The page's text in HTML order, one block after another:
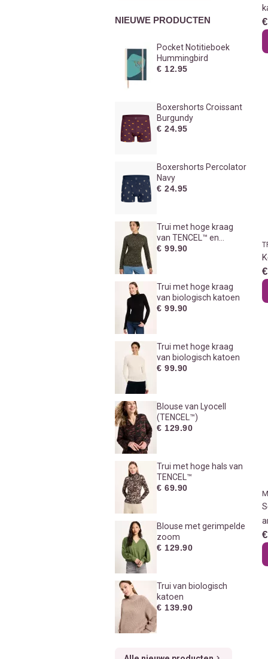
NIEUWE PRODUCTEN
Pocket Notitieboek
Hummingbird
€ 12.95
Boxershorts Croissant
Burgundy
€ 24.95
Boxershorts Percolator
Navy
€ 24.95
Trui met hoge kraag
van TENCEL™ en
biologisch katoen
€ 99.90
Trui met hoge kraag
van biologisch katoen
€ 99.90
Trui met hoge kraag
van biologisch katoen
€ 99.90
Blouse van Lyocell
(TENCEL™)
€ 129.90
Trui met hoge hals van
TENCEL™
€ 69.90
Blouse met gerimpelde
zoom
€ 129.90
Trui van biologisch
katoen
€ 139.90